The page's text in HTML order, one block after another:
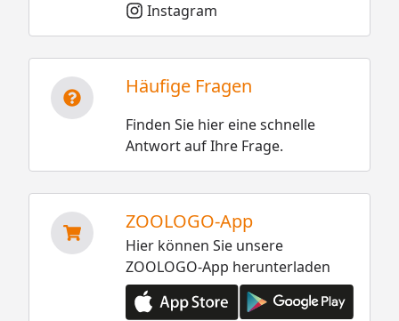
Instagram
Häufige Fragen
Finden Sie hier eine schnelle
Antwort auf Ihre Frage.
ZOOLOGO-App
Hier können Sie unsere
ZOOLOGO-App herunterladen